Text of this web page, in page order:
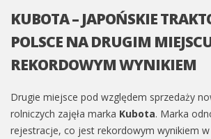
KUBOTA – JAPOŃSKIE
POLSCE NA DRUGIM
REKORDOWYM WYNIKIEM
Drugie miejsce pod względem sprzedaży
rolniczych zajęła marka Kubota. Marka
rejestracje, co jest rekordowym wynikiem